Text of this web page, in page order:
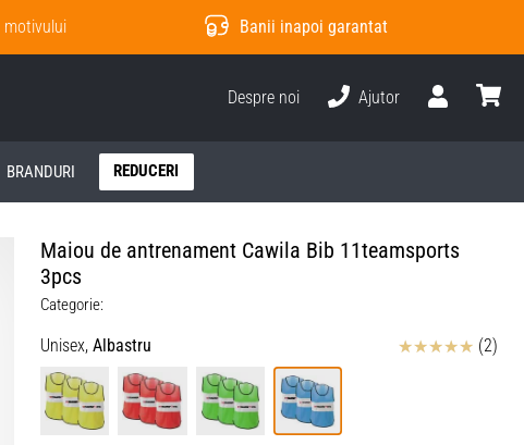
Banii inapoi garantat
Despre noi
Ajutor
BRANDURI REDUCERI
Maiou de antrenament Cawila Bib 11teamsports
3pcs
Categorie:
Unisex, Albastru Review (2)